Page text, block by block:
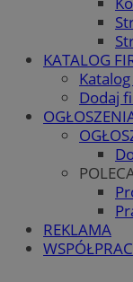
KATALOG
Dodaj
REKLAMA